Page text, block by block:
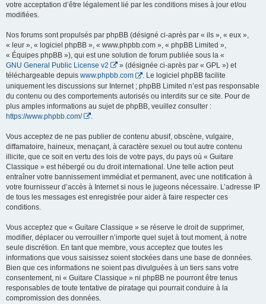
votre acceptation d’être légalement lié par les conditions mises à jour et/ou
modifiées.
Nos forums sont propulsés par phpBB (désigné ci-après par « ils », « eux »,
« leur », « logiciel phpBB », « www.phpbb.com », « phpBB Limited »,
« Équipes phpBB »), qui est une solution de forum publiée sous la «
GNU General Public License v2
» (désignée ci-après par « GPL ») et
téléchargeable depuis www.phpbb.com
. Le logiciel phpBB facilite
uniquement les discussions sur Internet ; phpBB Limited n’est pas responsable
du contenu ou des comportements autorisés ou interdits sur ce site. Pour de
plus amples informations au sujet de phpBB, veuillez consulter :
https://www.phpbb.com/
Vous acceptez de ne pas publier de contenu abusif, obscène, vulgaire,
diffamatoire, haineux, menaçant, à caractère sexuel ou tout autre contenu
illicite, que ce soit en vertu des lois de votre pays, du pays où « Guitare
Classique » est hébergé ou du droit international. Une telle action peut
entraîner votre bannissement immédiat et permanent, avec une notification à
votre fournisseur d’accès à Internet si nous le jugeons nécessaire. L’adresse IP
de tous les messages est enregistrée pour aider à faire respecter ces
conditions.
Vous acceptez que « Guitare Classique » se réserve le droit de supprimer,
modifier, déplacer ou verrouiller n’importe quel sujet à tout moment, à notre
seule discrétion. En tant que membre, vous acceptez que toutes les
informations que vous saisissez soient stockées dans une base de données.
Bien que ces informations ne soient pas divulguées à un tiers sans votre
consentement, ni « Guitare Classique » ni phpBB ne pourront être tenus
responsables de toute tentative de piratage qui pourrait conduire à la
compromission des données.